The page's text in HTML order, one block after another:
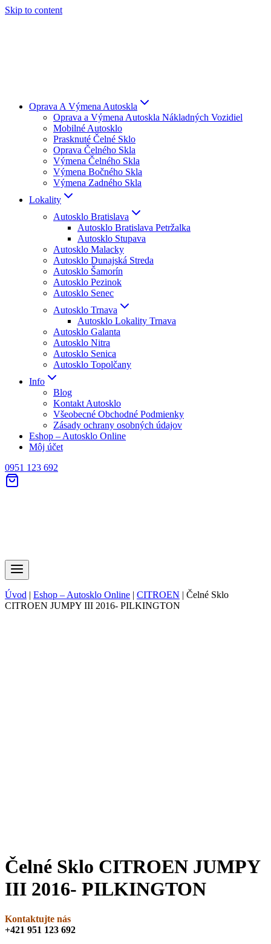
Skip to content
Oprava A Výmena Autoskla
Oprava a Výmena Autoskla Nákladných Vozidiel
Mobilné Autosklo
Prasknuté Čelné Sklo
Oprava Čelného Skla
Výmena Čelného Skla
Výmena Bočného Skla
Výmena Zadného Skla
Lokality
Autosklo Bratislava
Autosklo Bratislava Petržalka
Autosklo Stupava
Autosklo Malacky
Autosklo Dunajská Streda
Autosklo Šamorín
Autosklo Pezinok
Autosklo Senec
Autosklo Trnava
Autosklo Lokality Trnava
Autosklo Galanta
Autosklo Nitra
Autosklo Senica
Autosklo Topolčany
Info
Blog
Kontakt Autosklo
Všeobecné Obchodné Podmienky
Zásady ochrany osobných údajov
Eshop – Autosklo Online
Môj účet
0951 123 692
Úvod | Eshop – Autosklo Online | CITROEN | Čelné Sklo
CITROEN JUMPY III 2016- PILKINGTON
Čelné Sklo CITROEN JUMPY
III 2016- PILKINGTON
Kontaktujte nás
+421 951 123 692